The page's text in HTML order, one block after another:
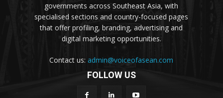
governments across Southeast Asia, with
specialised sections and country-focused pages
that offer profiling, branding, advertising and
digital marketing opportunities.
Contact us:admin@voiceofasean.com
FOLLOW US